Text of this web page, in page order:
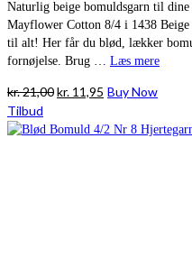
Naturlig beige bomuldsgarn til
Mayflower Cotton 8/4 i 1438 Beige
til alt! Her får du blød, lækker
fornøjelse. Brug … Læs mere
kr.21,00Den
pris
kr. 11,95 Den
pris
Buy Now
Tilbud